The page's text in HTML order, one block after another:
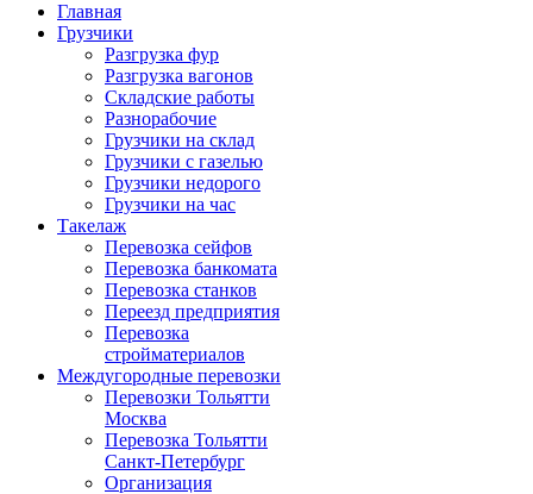
Главная
Грузчики
Разгрузка фур
Разгрузка вагонов
Складские работы
Разнорабочие
Грузчики на склад
Грузчики с газелью
Грузчики недорого
Грузчики на час
Такелаж
Перевозка сейфов
Перевозка банкомата
Перевозка станков
Переезд предприятия
Перевозка
стройматериалов
Междугородные перевозки
Перевозки Тольятти
Москва
Перевозка Тольятти
Санкт-Петербург
Организация